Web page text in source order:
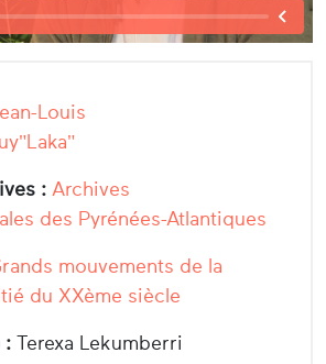
Louis
: Archives
des Pyrénées-Atlantiques
mouvements de la
du XXème siècle
: Terexa Lekumberri